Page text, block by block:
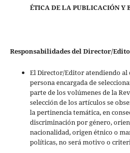
ÉTICA DE LA PUBLICACIÓN Y
Responsabilidades del Director/
El Director/Editor atendiendo al
persona encargada de
parte de los volúmenes de la
selección de los artículos se
la pertinencia temática, en
discriminación por género,
nacionalidad, origen étnico o
políticas, no será motivo o